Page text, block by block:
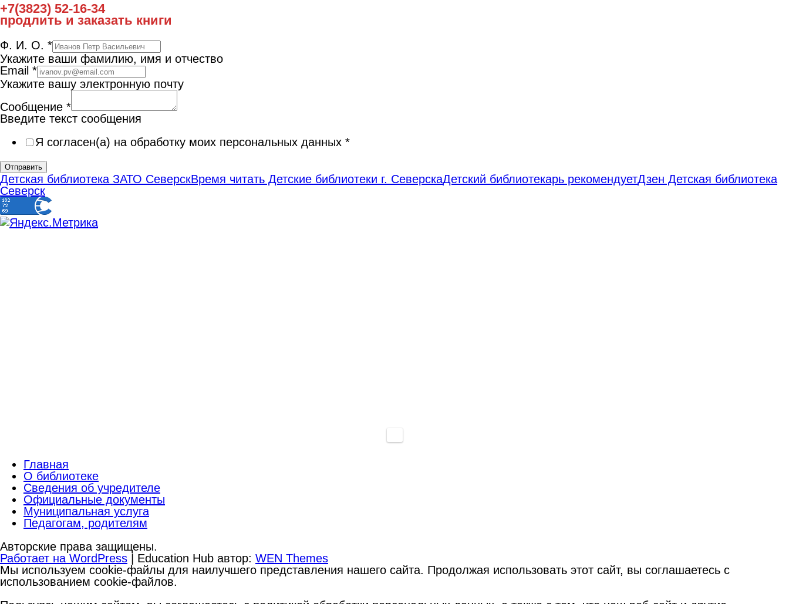
+7(3823) 52-16-34
продлить и заказать книги
Ф. И. О. *
Укажите ваши фамилию, имя и отчество
Email *
Укажите вашу электронную почту
Сообщение *
Введите текст сообщения
Я согласен(а) на обработку моих персональных данных *
Отправить
Детская библиотека ЗАТО СеверскВремя читать Детские библиотеки г. СеверскаДетский библиотекарь рекомендуетДзен Детская библиотека
Северск
Главная
О библиотеке
Сведения об учредителе
Официальные документы
Муниципальная услуга
Педагогам, родителям
Авторские права защищены.
Работает на WordPress
Education Hub автор: WEN Themes
Мы используем cookie-файлы для наилучшего представления нашего сайта. Продолжая использовать этот сайт, вы соглашаетесь с
использованием cookie-файлов.